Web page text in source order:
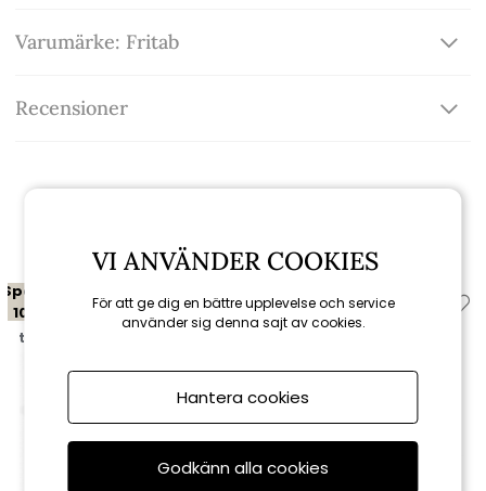
Varumärke: Fritab
Recensioner
Spara
10%
till 16/8
10%
VI ANVÄNDER COOKIES
För att ge dig en bättre upplevelse och service
använder sig denna sajt av cookies.
Hantera cookies
Godkänn alla cookies